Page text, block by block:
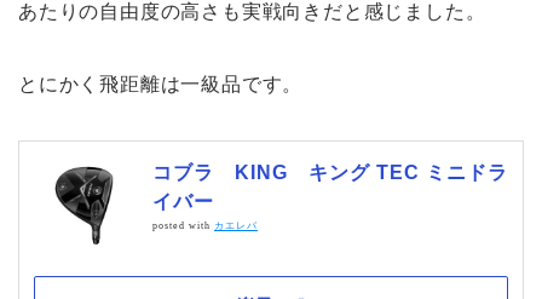
あたりの自由度の高さも実戦向きだと感じました。
とにかく飛距離は一級品です。
コブラ KING キング TEC ミニドラ
イバー
posted with カエレバ